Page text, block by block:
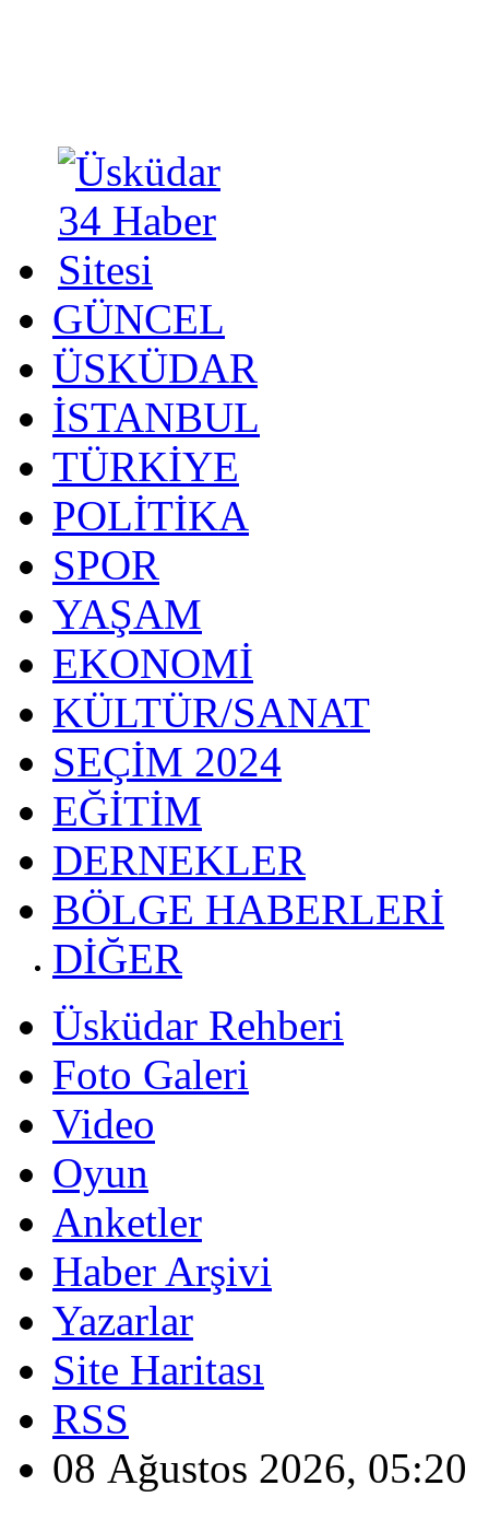
GÜNCEL
ÜSKÜDAR
İSTANBUL
TÜRKİYE
POLİTİKA
SPOR
YAŞAM
EKONOMİ
KÜLTÜR/SANAT
SEÇİM 2024
EĞİTİM
DERNEKLER
BÖLGE HABERLERİ
DİĞER
Üsküdar Rehberi
Foto Galeri
Video
Oyun
Anketler
Haber Arşivi
Yazarlar
Site Haritası
RSS
08 Ağustos 2026, 05:20